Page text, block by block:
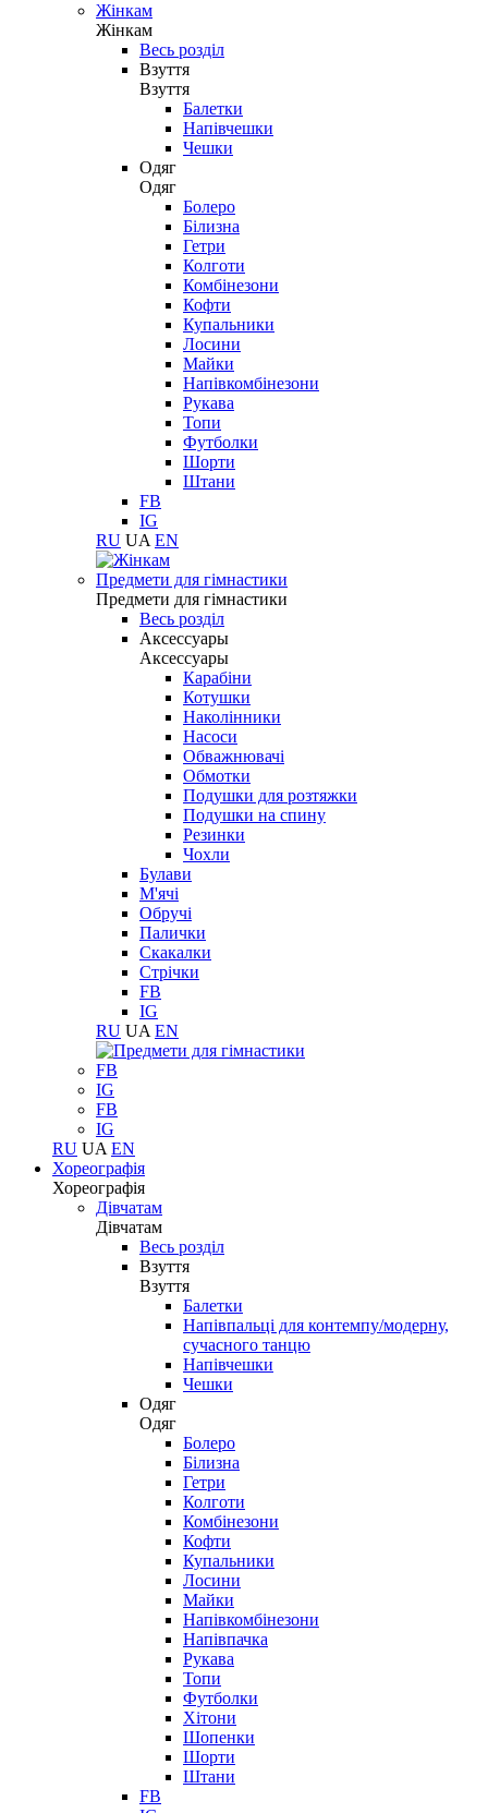
Жінкам
Жінкам
Весь розділ
Взуття
Взуття
Балетки
Напівчешки
Чешки
Одяг
Одяг
Болеро
Білизна
Гетри
Колготи
Комбінезони
Кофти
Купальники
Лосини
Майки
Напівкомбінезони
Рукава
Топи
Футболки
Шорти
Штани
FB
IG
RU UA EN
Предмети для гімнастики
Предмети для гімнастики
Весь розділ
Аксессуары
Аксессуары
Карабіни
Котушки
Наколінники
Насоси
Обважнювачі
Обмотки
Подушки для розтяжки
Подушки на спину
Резинки
Чохли
Булави
М'ячі
Обручі
Палички
Скакалки
Стрічки
FB
IG
RU UA EN
FB
IG
FB
IG
RU UA EN
Хореографія
Хореографія
Дівчатам
Дівчатам
Весь розділ
Взуття
Взуття
Балетки
Напівпальці для контемпу/модерну,
сучасного танцю
Напівчешки
Чешки
Одяг
Одяг
Болеро
Білизна
Гетри
Колготи
Комбінезони
Кофти
Купальники
Лосини
Майки
Напівкомбінезони
Напівпачка
Рукава
Топи
Футболки
Хітони
Шопенки
Шорти
Штани
FB